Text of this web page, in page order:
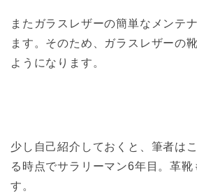
またガラスレザーの簡単なメンテ
ます。そのため、ガラスレザーの
ようになります。
少し自己紹介しておくと、筆者は
る時点でサラリーマン6年目。革靴
す。